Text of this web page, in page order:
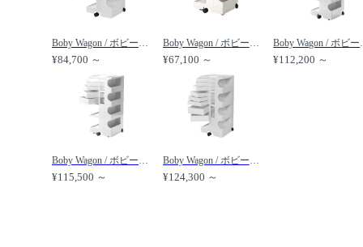
Boby Wagon / ボビーワゴン 3段4トレイ /
¥84,700 ～
Boby Wagon / ボビーワゴン 2段3トレイ /
¥67,100 ～
Boby
¥112,200 ～
Boby Wagon / ボビーワゴン 4段5トレイ /
¥115,500 ～
Boby Wagon / ボビーワゴン 4段8トレイ /
¥124,300 ～